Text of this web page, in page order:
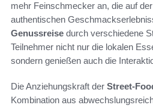
mehr Feinschmecker an, die auf
authentischen
Genussreise durch verschiedene
Teilnehmer nicht nur die lokalen
sondern genießen auch die
Die Anziehungskraft der Street-
Kombination aus